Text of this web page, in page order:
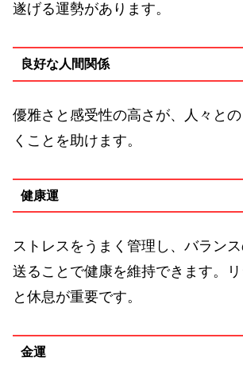
遂げる運勢があります。
良好な人間関係
優雅さと感受性の高さが、人々と
くことを助けます。
健康運
ストレスをうまく管理し、バラン
送ることで健康を維持できます。
と休息が重要です。
金運